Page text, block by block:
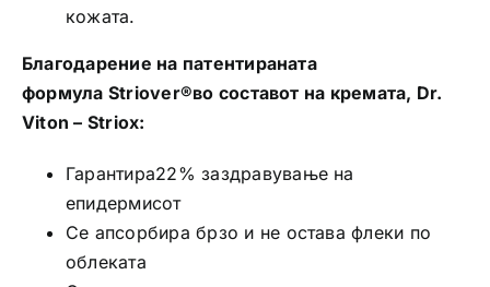
кожата.
Благодарение на патентираната
формула Striover®во составот на кремата, Dr.
Viton – Striox:
Гарантира22% заздравување на
епидермисот
Се апсорбира брзо и не остава флеки по
облеката